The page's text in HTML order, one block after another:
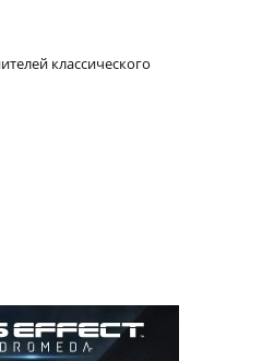
классического